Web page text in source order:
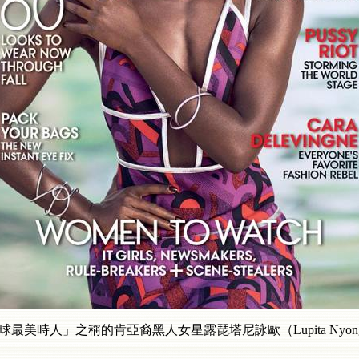
最美時人」之稱的肯亞裔黑人女星露琵塔尼詠歐（Lupita